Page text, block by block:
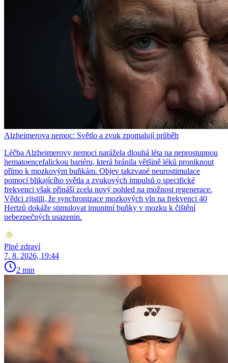
Alzheimerova nemoc: Světlo a zvuk zpomalují průběh
Léčba Alzheimerovy nemoci narážela dlouhá léta na neprostupnou
hematoencefalickou bariéru, která bránila většině léků proniknout
přímo k mozkovým buňkám. Objev takzvané neurostimulace
pomocí blikajícího světla a zvukových impulsů o specifické
frekvenci však přináší zcela nový pohled na možnost regenerace.
Vědci zjistili, že synchronizace mozkových vln na frekvenci 40
Hertzů dokáže stimulovat imunitní buňky v mozku k čištění
nebezpečných usazenin.
Plné zdraví
7. 8. 2026, 19:44
2 min